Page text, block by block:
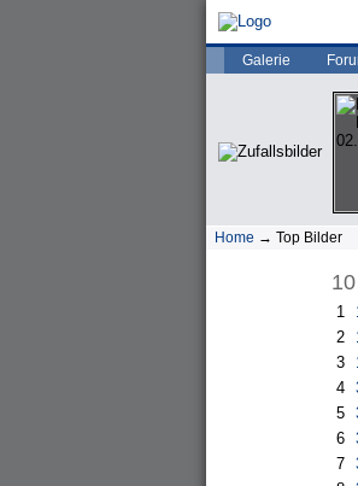
Galerie
Home → Top Bilder
1
2
3
4
5
6
7